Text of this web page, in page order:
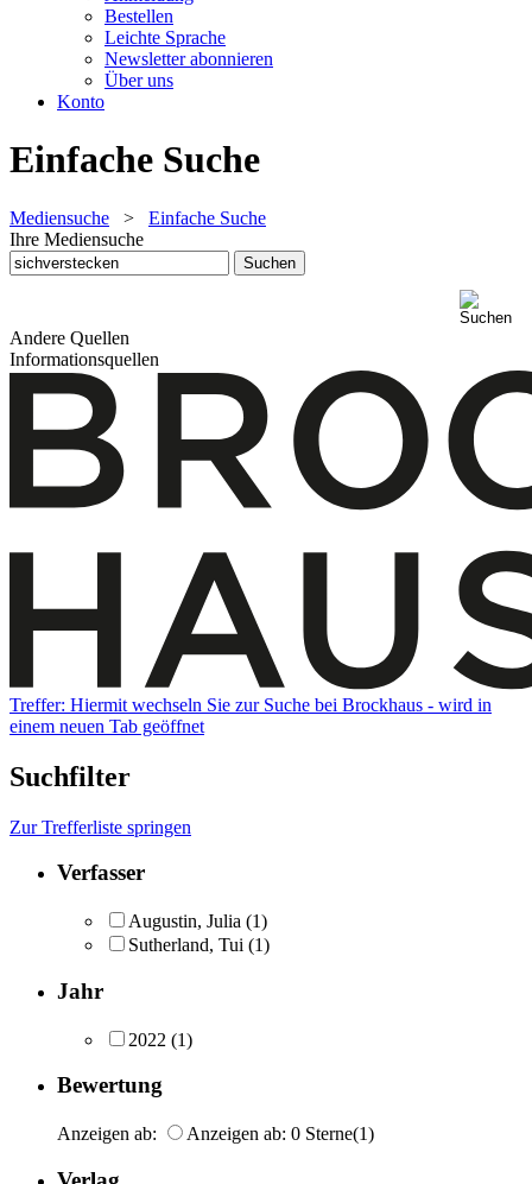
Bestellen
Leichte Sprache
Newsletter abonnieren
Über uns
Konto
Einfache Suche
Mediensuche > Einfache Suche
Ihre Mediensuche
Andere Quellen
Informationsquellen
Treffer: Hiermit wechseln Sie zur Suche bei Brockhaus - wird in
einem neuen Tab geöffnet
Suchfilter
Zur Trefferliste springen
Verfasser
Augustin, Julia (1)
Sutherland, Tui (1)
Jahr
2022 (1)
Bewertung
Anzeigen ab: Anzeigen ab: 0 Sterne(1)